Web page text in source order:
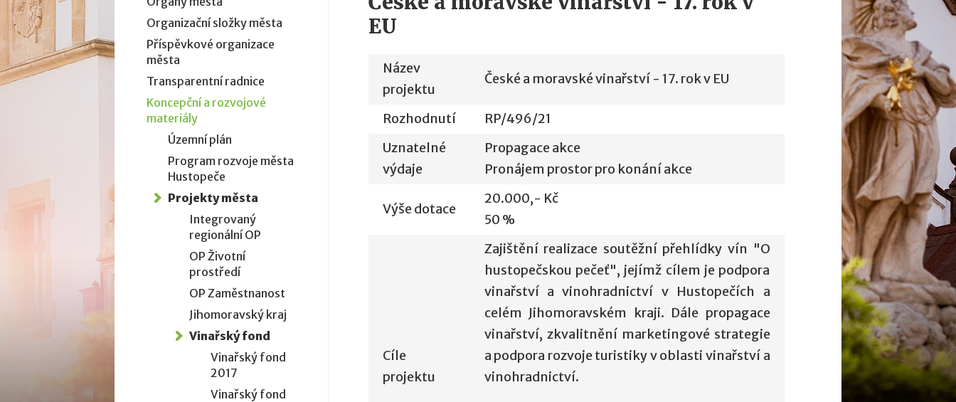
EU
Název
projektu
České a moravské vinařství - 17. rok v EU
Rozhodnutí
RP/496/21
Uznatelné
výdaje
Propagace akce
Pronájem prostor pro konání akce
Výše dotace
20.000,- Kč
50 %
Cíle
projektu
Zajištění realizace soutěžní přehlídky vín "O
hustopečskou pečeť", jejímž cílem je podpora
vinařství a vinohradnictví v Hustopečích a
celém Jihomoravském kraji. Dále propagace
vinařství, zkvalitnění marketingové strategie
a podpora rozvoje turistiky v oblasti vinařství a
vinohradnictví.
Organizační složky města
Příspěvkové organizace
města
Transparentní radnice
Koncepční a rozvojové
materiály
Územní plán
Program rozvoje města
Hustopeče
Projekty města
Integrovaný
regionální OP
OP Životní
prostředí
OP Zaměstnanost
Jihomoravský kraj
Vinařský fond
Vinařský fond
2017
Vinařský fond